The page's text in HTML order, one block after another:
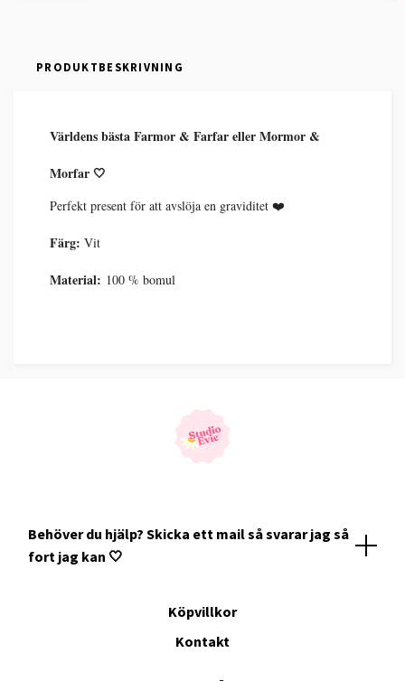
PRODUKTBESKRIVNING
Världens bästa Farmor & Farfar eller Mormor &
Morfar 🤍
Perfekt present för att avslöja en graviditet ❤️
Färg: Vit
Material: 100 % bomul
Behöver du hjälp? Skicka ett mail så svarar jag så
fort jag kan 🤍
Köpvillkor
Kontakt